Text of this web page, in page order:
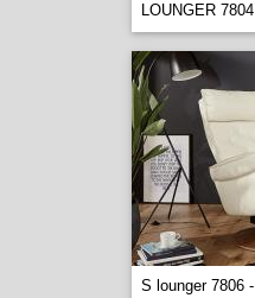
LOUNGER 7804
S lounger 7806 -